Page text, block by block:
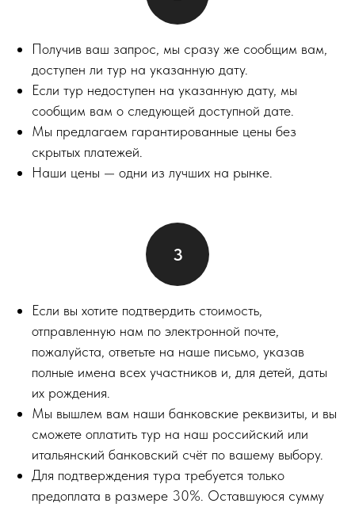
Получив ваш запрос, мы сразу же сообщим вам,
доступен ли тур на указанную дату.
Если тур недоступен на указанную дату, мы
сообщим вам о следующей доступной дате.
Мы предлагаем гарантированные цены без
скрытых платежей.
Наши цены — одни из лучших на рынке.
Если вы хотите подтвердить стоимость,
отправленную нам по электронной почте,
пожалуйста, ответьте на наше письмо, указав
полные имена всех участников и, для детей, даты
их рождения.
Мы вышлем вам наши банковские реквизиты, и вы
сможете оплатить тур на наш российский или
итальянский банковский счёт по вашему выбору.
Для подтверждения тура требуется только
предоплата в размере 30%. Оставшуюся сумму